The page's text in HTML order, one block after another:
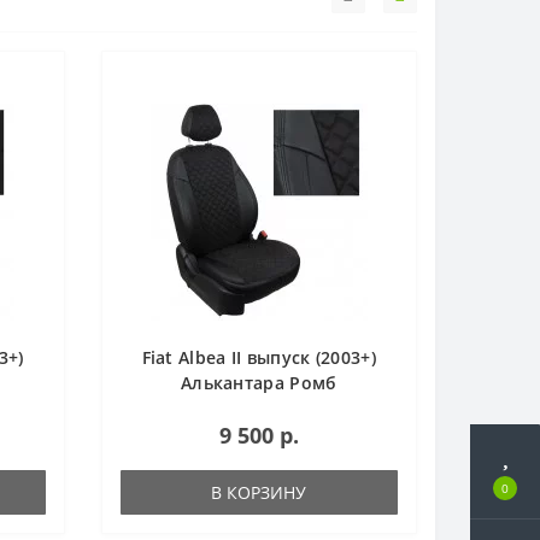
0
Fiat Albea II выпуск (2003+)
Алькантара Ромб
9 500 р.
В КОРЗИНУ